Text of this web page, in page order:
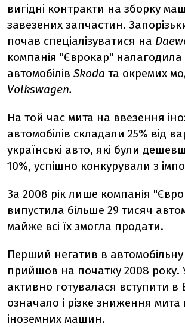
вигідні контракти на зборку
завезених запчастин.
почав спеціалізуватися на
компанія "Єврокар" налагодила
автомобілів Skoda та окремих
Volkswagen.
На той час мита на ввезення
автомобілів складали 25% від
українські авто, які були
10%, успішно конкурували з
За 2008 рік лише компанія
випустила більше 29 тисяч
майже всі їх змогла продати.
Перший негатив в автомобільну
прийшов на початку 2008 року.
активно готувалася вступити в
означало і різке зниження
іноземних машин.